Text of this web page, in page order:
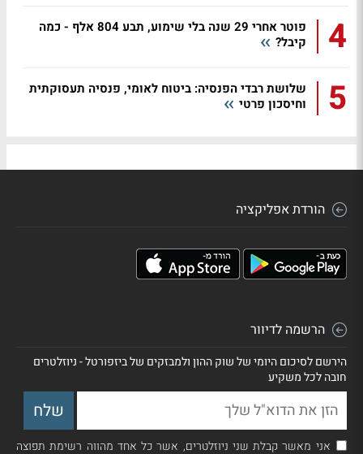
4
פוטר אחרי 29 שנה בלי שימוע, תבע 804 אלף - כמה
קיבל?
5
שלושת רבדי הפנסיה: ביטוח לאומי, פנסיה תעסוקתית
וחיסכון פרטי
הורדת אפליקציה
הרשמה לדיוור
הירשם לסיכום היומי של שוק ההון ולמבזקים של ביזפורטל - ניוזלטרים
חובה לכל משקיע
אני מאשר קבלת שני ניוזלטרים, אשר כל אחד מהווה רשימת תפוצה